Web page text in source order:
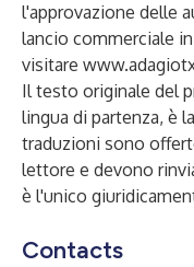
l'approvazione delle
lancio commerciale
visitare
Il testo originale del
lingua di partenza, è
traduzioni sono
lettore e devono
è l'unico
Contacts